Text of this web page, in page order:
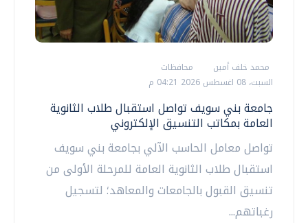
محمد خلف أمين
محافظات
السبت، 08 اغسطس 2026 04:21 م
جامعة بني سويف تواصل استقبال طلاب الثانوية
العامة بمكاتب التنسيق الإلكتروني
تواصل معامل الحاسب الآلي بجامعة بني سويف
استقبال طلاب الثانوية العامة للمرحلة الأولى من
تنسيق القبول بالجامعات والمعاهد؛ لتسجيل
رغباتهم...